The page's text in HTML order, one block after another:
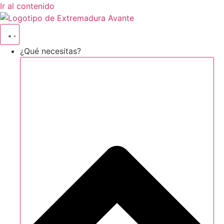
Ir al contenido
¿Qué necesitas?